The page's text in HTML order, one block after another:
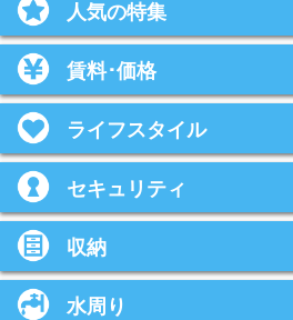
人気の特集
賃料･価格
ライフスタイル
セキュリティ
収納
水周り